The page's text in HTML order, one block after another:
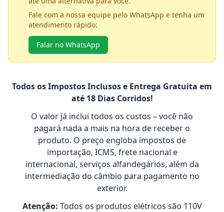
Fale com a nossa equipe pelo WhatsApp e tenha um
atendimento rápido:
Falar no WhatsApp
Todos os Impostos Inclusos e Entrega Gratuita em
até 18 Dias Corridos!
O valor já inclui todos os custos – você não
pagará nada a mais na hora de receber o
produto. O preço engloba impostos de
importação, ICMS, frete nacional e
internacional, serviços alfandegários, além da
intermediação do câmbio para pagamento no
exterior.
Atenção: Todos os produtos elétricos são 110V